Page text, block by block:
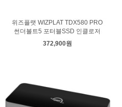
위즈플랫 WIZPLAT TDX580 PRO
썬더볼트5 포터블SSD 인클로저
372,900원